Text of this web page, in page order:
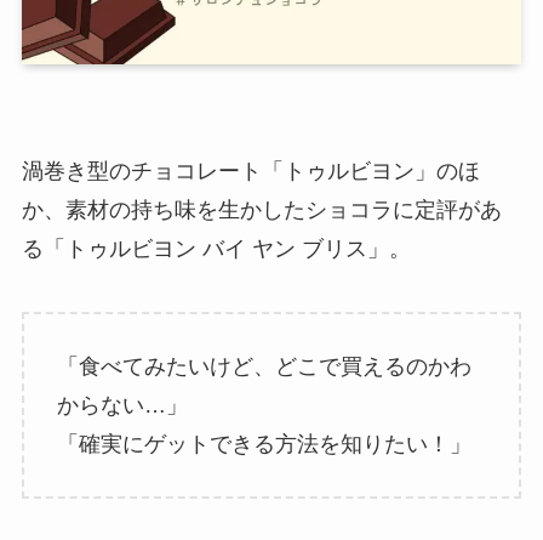
渦巻き型のチョコレート「トゥルビヨン」のほ
か、素材の持ち味を生かしたショコラに定評があ
る「トゥルビヨン バイ ヤン ブリス」。
「食べてみたいけど、どこで買えるのかわ
からない…」
「確実にゲットできる方法を知りたい！」